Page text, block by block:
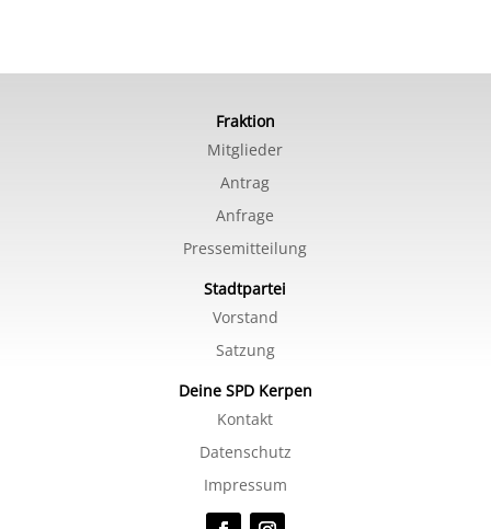
Fraktion
Mitglieder
Antrag
Anfrage
Pressemitteilung
Stadtpartei
Vorstand
Satzung
Deine SPD Kerpen
Kontakt
Datenschutz
Impressum